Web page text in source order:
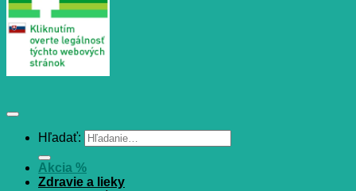
Hľadať:
Akcia %
Zdravie a lieky